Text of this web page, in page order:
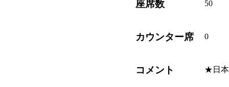
座席数 50
カウンター席 0
コメント ★日本